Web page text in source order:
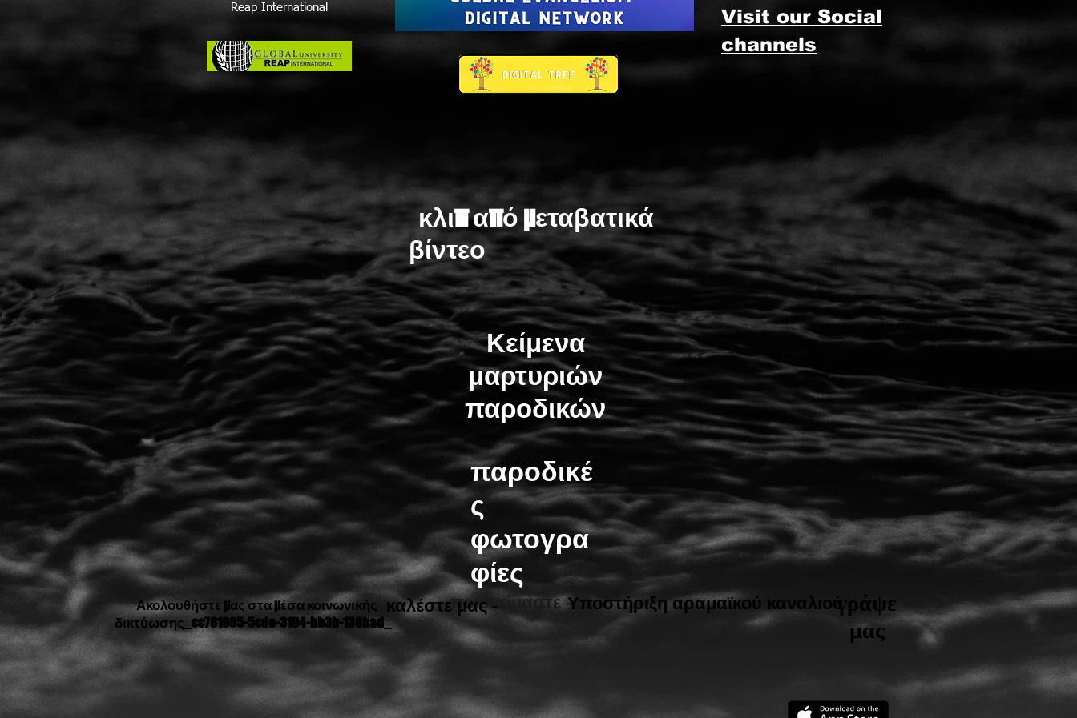
Reap International
Visit our Social
channels
κλιπ από μεταβατικά
βίντεο
Κείμενα
μαρτυριών
παροδικών
παροδικέ
ς
φωτογρα
φίες
Ακολουθήστε μας στα μέσα κοινωνικής
δικτύωσης_cc781905-5cde-3194-bb3b-138bad_
ποιοι είμαστε -
καλέστε μας - Υποστήριξη αραμαϊκού καναλιούγράψε
μας